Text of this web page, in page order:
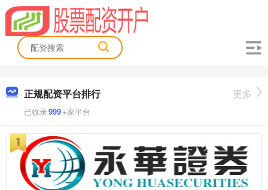
正规配资平台排行
已收录999+家平台
更多